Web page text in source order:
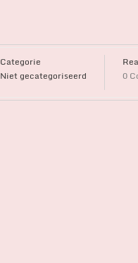
Categorie
Niet gecategoriseerd
0